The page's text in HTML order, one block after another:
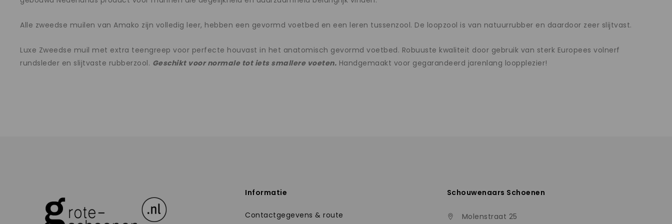
Alle zweedse muilen van Amako zijn volledig leer, hebben een gevormd voetbed en een leren tussenzool. De loopzool is van natuurrubber en daardoor zeer slijtvast.
Luxe Zweedse muil met extra teengreep voor perfecte houvast in het anatomisch gevormd voetbed. Robuuste kwaliteit door gebruik van sterk Europees volnerf
rundsleder en slijtvaste rubberzool. Geschikt voor normale tot iets smallere voeten. Handgemaakt voor gegarandeerd jarenlang loopplezier!
Informatie
Contactgegevens & route
Schouwenaars Schoenen
Molenstraat 25